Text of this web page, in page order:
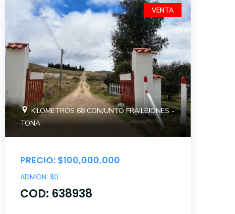
VENTA
KILOMETROS 68 CONJUNTO FRAILEJONES -
TONA
PRECIO: $100,000,000
ADMON: $0
COD: 638938